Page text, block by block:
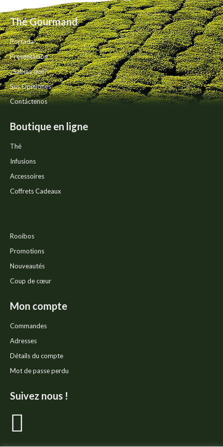
de
producto
opciones
se
pueden
elegir
en
la
página
de
producto
Thé Gourmand
Portada
Presentación
¿Sabías qué?
Sus Opiniones
Contáctenos
Boutique en ligne
Thé
Infusions
Accessoires
Coffrets Cadeaux
Rooibos
Promotions
Nouveautés
Coup de cœur
Mon compte
Commandes
Adresses
Détails du compte
Mot de passe perdu
Suivez nous !